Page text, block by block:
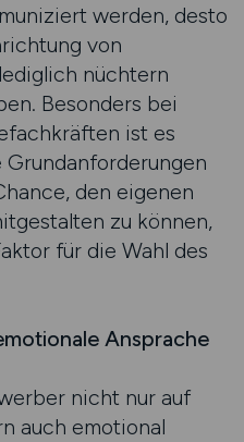
werden, desto
von
nüchtern
Besonders bei
ist es
den eigenen
zu können,
für die Wahl des
Ansprache
nicht nur auf
auch emotional